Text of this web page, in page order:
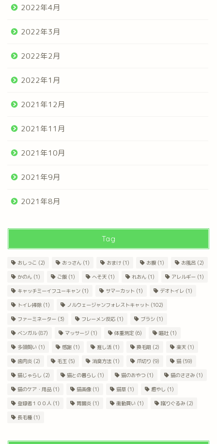
2022年4月
2022年3月
2022年2月
2022年1月
2021年12月
2021年11月
2021年10月
2021年9月
2021年8月
Tag
おしっこ (2) おっさん (1) おまけ (1) お腹 (1) お風呂 (2)
かのん (1) ご飯 (1) へそ天 (1) れおん (1) アレルギー (1)
キャッチミーイフユーキャン (1) サマーカット (1) デオトイレ (1)
トイレ掃除 (1) ノルウェージャンフォレストキャット (102)
ファーミネーター (3) フレーメン反応 (1) ブラシ (1)
ベンガル(87) マッサージ (1) 体重測定 (6) 嘔吐 (1)
多頭飼い (1) 感謝 (1) 推し活 (1) 換毛期 (2) 楽天 (1)
歯肉炎 (2) 毛玉 (5) 消臭方法 (1) 爪切り (9) 猫 (59)
猫じゃらし (2) 猫との暮らし (1) 猫のおやつ (1) 猫のささみ (1)
猫のケア・用品(1) 猫画像 (1) 猫草 (1) 癒やし (1)
登録者１００人 (1) 胃腸炎 (1) 衝動買い (1) 蹴りぐるみ (2)
長毛種 (1)